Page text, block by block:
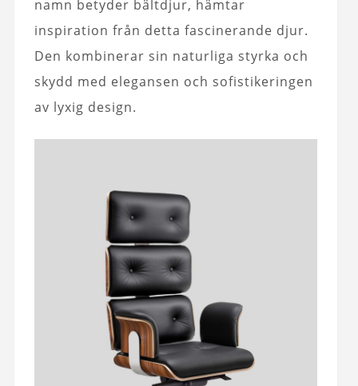
namn betyder bältdjur, hämtar
inspiration från detta fascinerande djur.
Den kombinerar sin naturliga styrka och
skydd med elegansen och sofistikeringen
av lyxig design.